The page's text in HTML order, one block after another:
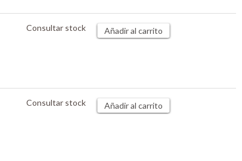
Consultar stock Añadir al carrito
Consultar stock Añadir al carrito